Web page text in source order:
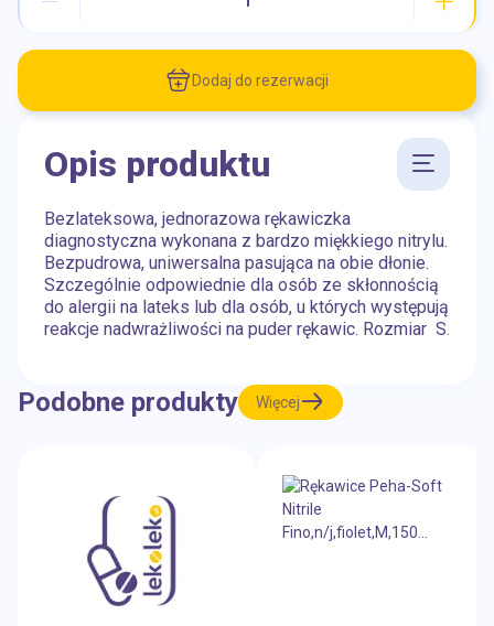
Dodaj do rezerwacji
Opis produktu
Bezlateksowa, jednorazowa rękawiczka
diagnostyczna wykonana z bardzo miękkiego nitrylu.
Bezpudrowa, uniwersalna pasująca na obie dłonie.
Szczególnie odpowiednie dla osób ze skłonnością
do alergii na lateks lub dla osób, u których występują
reakcje nadwrażliwości na puder rękawic. Rozmiar S.
Podobne produkty Więcej